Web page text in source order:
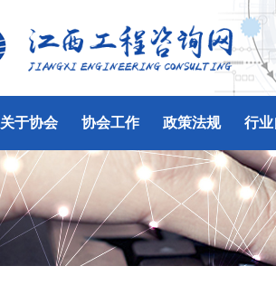
关于协会 协会工作 政策法规 行